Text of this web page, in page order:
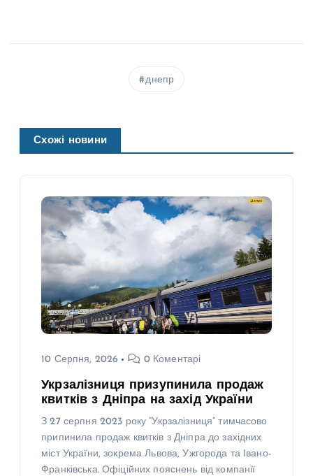
днепр
Схожі новини
10 Серпня, 2026 0 Коментарі
Укрзалізниця призупинила продаж
квитків з Дніпра на захід України
З 27 серпня 2023 року “Укрзалізниця” тимчасово
припинила продаж квитків з Дніпра до західних
міст України, зокрема Львова, Ужгорода та Івано-
Франківська. Офіційних пояснень від компанії